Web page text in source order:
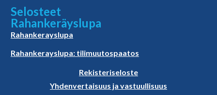
Selosteet
Rahankeräyslupa
Rahankerayslupa
Rahankerayslupa: tilimuutospaatos
Rekisteriseloste
Yhdenvertaisuus ja vastuullisuus